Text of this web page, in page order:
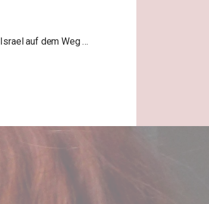
Israel auf dem Weg …